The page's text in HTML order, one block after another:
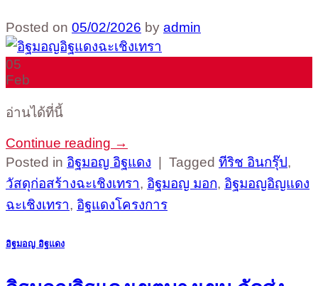
Posted on 05/02/2026 by admin
05
Feb
อ่านได้ที่นี้
Continue reading →
Posted in อิฐมอญ อิฐแดง Tagged ทีริช อินกรุ๊ป,
วัสดุก่อสร้างฉะเชิงเทรา, อิฐมอญ มอก, อิฐมอญอิญแดง
ฉะเชิงเทรา, อิฐแดงโครงการ
อิฐมอญ อิฐแดง